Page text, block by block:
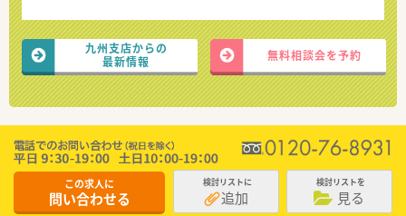
九州支店からの
最新情報
無料相談会を予約
この求人に
問い合わせる
検討リストに
追加
検討リストを
見る